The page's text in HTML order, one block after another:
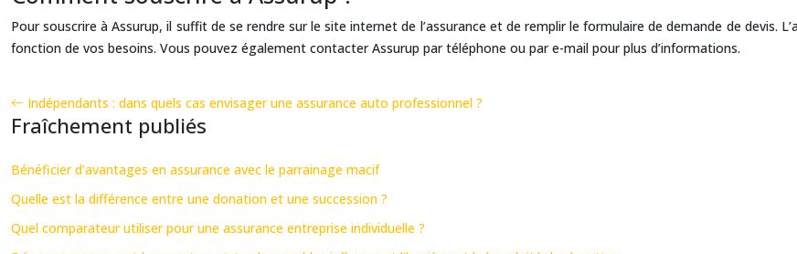
Pour souscrire à Assurup, il suffit de se rendre sur le site internet de l’assurance et de remplir le formulaire de demande de devis.
fonction de vos besoins. Vous pouvez également contacter Assurup par téléphone ou par e-mail pour plus d’informations.
Indépendants : dans quels cas envisager une assurance auto professionnel ?
Fraîchement publiés
Bénéficier d’avantages en assurance avec le parrainage macif
Quelle est la différence entre une donation et une succession ?
Quel comparateur utiliser pour une assurance entreprise individuelle ?